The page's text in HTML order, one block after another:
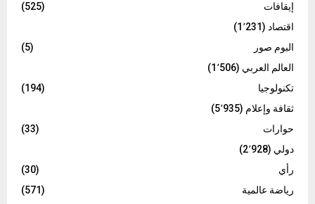
إيقافات
(525)
اقتصاد (1٬231)
البوم صور
(5)
العالم العربي (1٬506)
تكنولوجيا
(194)
ثقافة وإعلام (5٬935)
حوارات
(33)
دولي (2٬928)
رأي
(30)
رياضة عالمية
(571)